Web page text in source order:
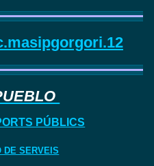
PÚBLICS
DE SERVEIS